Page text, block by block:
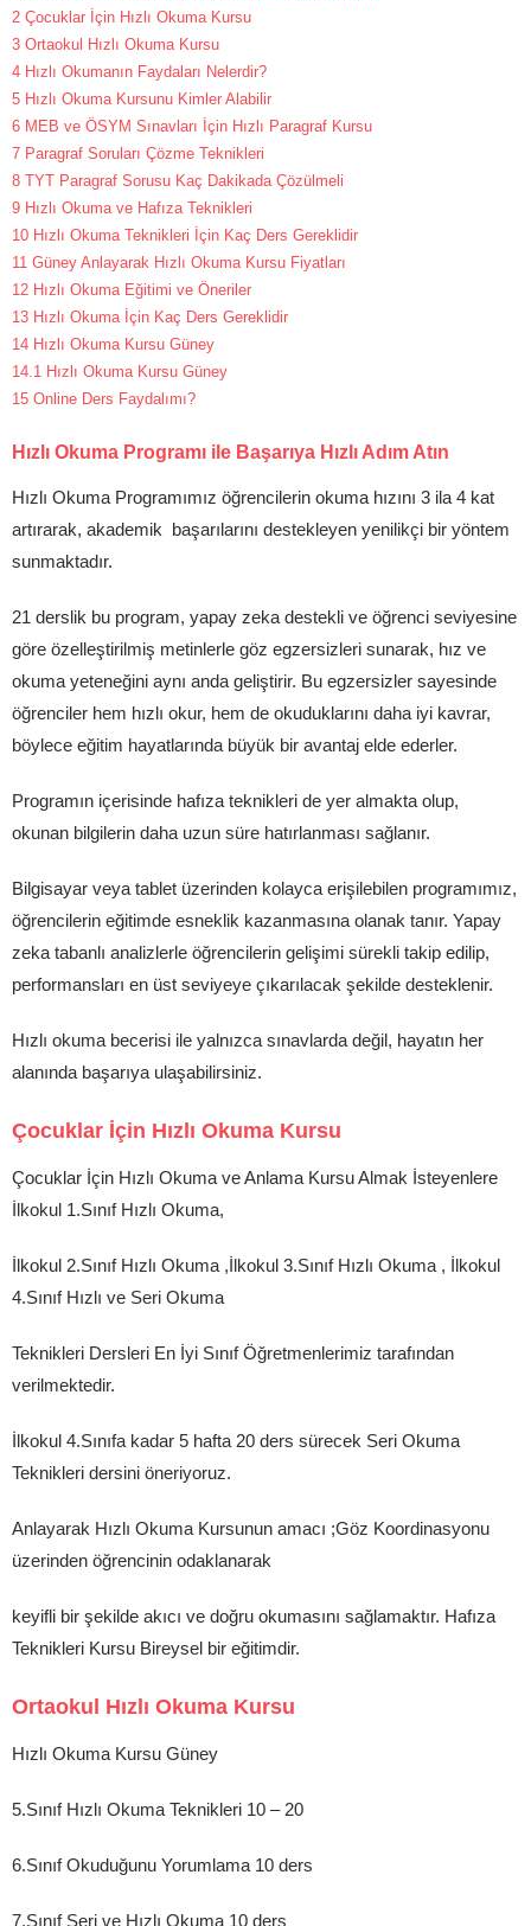
2 Çocuklar İçin Hızlı Okuma Kursu
3 Ortaokul Hızlı Okuma Kursu
4 Hızlı Okumanın Faydaları Nelerdir?
5 Hızlı Okuma Kursunu Kimler Alabilir
6 MEB ve ÖSYM Sınavları İçin Hızlı Paragraf Kursu
7 Paragraf Soruları Çözme Teknikleri
8 TYT Paragraf Sorusu Kaç Dakikada Çözülmeli
9 Hızlı Okuma ve Hafıza Teknikleri
10 Hızlı Okuma Teknikleri İçin Kaç Ders Gereklidir
11 Güney Anlayarak Hızlı Okuma Kursu Fiyatları
12 Hızlı Okuma Eğitimi ve Öneriler
13 Hızlı Okuma İçin Kaç Ders Gereklidir
14 Hızlı Okuma Kursu Güney
14.1 Hızlı Okuma Kursu Güney
15 Online Ders Faydalımı?
Hızlı Okuma Programı ile Başarıya Hızlı Adım Atın
Hızlı Okuma Programımız öğrencilerin okuma hızını 3 ila 4 kat
artırarak, akademik başarılarını destekleyen yenilikçi bir yöntem
sunmaktadır.
21 derslik bu program, yapay zeka destekli ve öğrenci seviyesine
göre özelleştirilmiş metinlerle göz egzersizleri sunarak, hız ve
okuma yeteneğini aynı anda geliştirir. Bu egzersizler sayesinde
öğrenciler hem hızlı okur, hem de okuduklarını daha iyi kavrar,
böylece eğitim hayatlarında büyük bir avantaj elde ederler.
Programın içerisinde hafıza teknikleri de yer almakta olup,
okunan bilgilerin daha uzun süre hatırlanması sağlanır.
Bilgisayar veya tablet üzerinden kolayca erişilebilen programımız,
öğrencilerin eğitimde esneklik kazanmasına olanak tanır. Yapay
zeka tabanlı analizlerle öğrencilerin gelişimi sürekli takip edilip,
performansları en üst seviyeye çıkarılacak şekilde desteklenir.
Hızlı okuma becerisi ile yalnızca sınavlarda değil, hayatın her
alanında başarıya ulaşabilirsiniz.
Çocuklar İçin Hızlı Okuma Kursu
Çocuklar İçin Hızlı Okuma ve Anlama Kursu Almak İsteyenlere
İlkokul 1.Sınıf Hızlı Okuma,
İlkokul 2.Sınıf Hızlı Okuma ,İlkokul 3.Sınıf Hızlı Okuma , İlkokul
4.Sınıf Hızlı ve Seri Okuma
Teknikleri Dersleri En İyi Sınıf Öğretmenlerimiz tarafından
verilmektedir.
İlkokul 4.Sınıfa kadar 5 hafta 20 ders sürecek Seri Okuma
Teknikleri dersini öneriyoruz.
Anlayarak Hızlı Okuma Kursunun amacı ;Göz Koordinasyonu
üzerinden öğrencinin odaklanarak
keyifli bir şekilde akıcı ve doğru okumasını sağlamaktır. Hafıza
Teknikleri Kursu Bireysel bir eğitimdir.
Ortaokul Hızlı Okuma Kursu
Hızlı Okuma Kursu Güney
5.Sınıf Hızlı Okuma Teknikleri 10 – 20
6.Sınıf Okuduğunu Yorumlama 10 ders
7.Sınıf Seri ve Hızlı Okuma 10 ders